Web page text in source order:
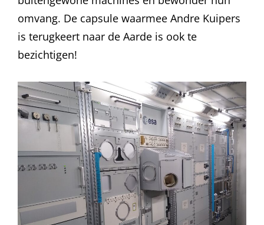
omvang. De capsule waarmee Andre Kuipers
is terugkeert naar de Aarde is ook te
bezichtigen!